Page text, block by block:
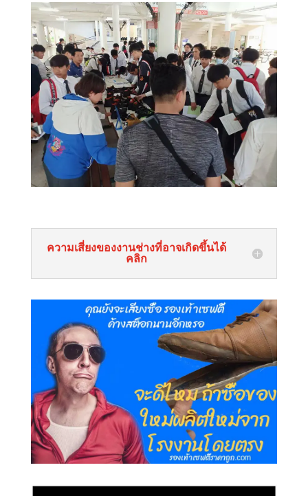
ความเสี่ยงของงานช่างที่อาจเกิดขึ้นได้
คลิก